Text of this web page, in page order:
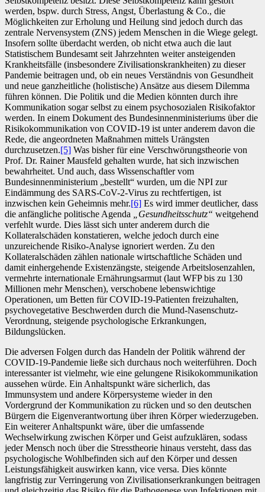
werden, bspw. durch Stress, Angst, Überlastung & Co., die
Möglichkeiten zur Erholung und Heilung sind jedoch durch das
zentrale Nervensystem (ZNS) jedem Menschen in die Wiege gelegt.
Insofern sollte überdacht werden, ob nicht etwa auch die laut
Statistischem Bundesamt seit Jahrzehnten weiter ansteigenden
Krankheitsfälle (insbesondere Zivilisationskrankheiten) zu dieser
Pandemie beitragen und, ob ein neues Verständnis von Gesundheit
und neue ganzheitliche (holistische) Ansätze aus diesem Dilemma
führen können. Die Politik und die Medien könnten durch ihre
Kommunikation sogar selbst zu einem psychosozialen Risikofaktor
werden. In einem Dokument des Bundesinnenministeriums über die
Risikokommunikation von COVID-19 ist unter anderem davon die
Rede, die angeordneten Maßnahmen mittels Urängsten
durchzusetzen.[5] Was bisher für eine Verschwörungstheorie von
Prof. Dr. Rainer Mausfeld gehalten wurde, hat sich inzwischen
bewahrheitet. Und auch, dass Wissenschaftler vom
Bundesinnenministerium „bestellt“ wurden, um die NPI zur
Eindämmung des SARS-CoV-2-Virus zu rechtfertigen, ist
inzwischen kein Geheimnis mehr.[6] Es wird immer deutlicher, dass
die anfängliche politische Agenda
„Gesundheitsschutz“ weitgehend
verfehlt wurde. Dies lässt sich unter anderem durch die
Kollateralschäden konstatieren, welche jedoch durch eine
unzureichende Risiko-Analyse ignoriert werden. Zu den
Kollateralschäden zählen nationale wirtschaftliche Schäden und
damit einhergehende Existenzängste, steigende Arbeitslosenzahlen,
vermehrte internationale Ernährungsarmut (laut WFP bis zu 130
Millionen mehr Menschen), verschobene lebenswichtige
Operationen, um Betten für COVID-19-Patienten freizuhalten,
psychovegetative Beschwerden durch die Mund-Nasenschutz-
Verordnung, steigende psychologische Erkrankungen,
Bildungslücken.
Die adversen Folgen durch das Handeln der Politik während der
COVID-19-Pandemie ließe sich durchaus noch weiterführen. Doch
interessanter ist vielmehr, wie eine gelungene Risikokommunikation
aussehen würde. Ein Anhaltspunkt wäre sicherlich, das
Immunsystem und andere Körpersysteme wieder in den
Vordergrund der Kommunikation zu rücken und so den deutschen
Bürgern die Eigenverantwortung über ihren Körper wiederzugeben.
Ein weiterer Anhaltspunkt wäre, über die umfassende
Wechselwirkung zwischen Körper und Geist aufzuklären, sodass
jeder Mensch noch über die Stresstheorie hinaus versteht, dass das
psychologische Wohlbefinden sich auf den Körper und dessen
Leistungsfähigkeit auswirken kann, vice versa. Dies könnte
langfristig zur Verringerung von Zivilisationserkrankungen beitragen